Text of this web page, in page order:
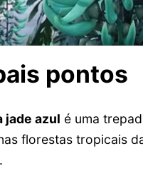
pontos
jade azul é uma
florestas tropicais